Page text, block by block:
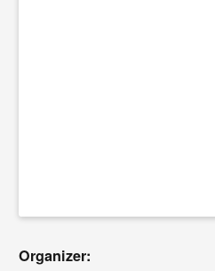
Organizer: